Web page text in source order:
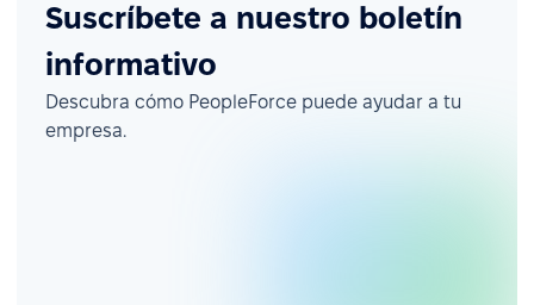
Suscríbete a nuestro boletín
informativo
Descubra cómo PeopleForce puede ayudar a tu
empresa.